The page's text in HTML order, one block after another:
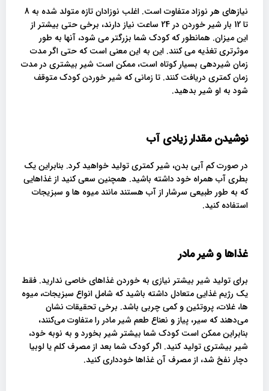
نیازهای هر نوزاد متفاوت است. اغلب نوزادان تازه متولد شده به 8
تا 12 بار شیر خوردن در 24 ساعت نیاز دارند، برخی حتی بیشتر از
این میزان. همانطور که کودک شما بزرگتر می شود، آنها به طور
موثرتری تغذیه می کنند. این به این معنی است که حتی اگر مدت
زمان شیردهی بسیار کوتاه است، ممکن است شیر ​​بیشتری در مدت
زمان کمتری دریافت کنند. تا زمانی که شیر خوردن کودک متوقف
شود به او شیر بدهید.
نوشیدن مقدار زیادی آب
در صورت کم آبی بدن، شیر کمتری تولید خواهید کرد. بنابراین یک
بطری آب همراه خود داشته باشید. همچنین سعی کنید از غذاهایی
که به طور طبیعی سرشار از آب هستند مانند میوه ها و سبزیجات
استفاده کنید.
غذاها و شیر مادر
برای تولید شیر بیشتر نیازی به خوردن غذاهای خاصی ندارید. فقط
یک رژیم غذایی متعادل داشته باشید که شامل انواع سبزیجات، میوه
ها، غلات، پروتئین و کمی چربی باشد. برخی تحقیقات نشان
می‌دهند که سیر، پیاز و نعناع طعم شیر مادر را متفاوت می‌کنند،
بنابراین ممکن است کودک شما بیشتر شیر بخورد و به نوبه خود،
شیر بیشتری تولید کنید. اگر کودک شما بعد از مصرف کلم یا لوبیا
دچار نفخ شد، از مصرف آن غذاها خودداری کنید.